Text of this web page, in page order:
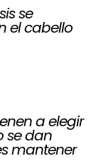
se
el cabello
a elegir
se dan
mantener